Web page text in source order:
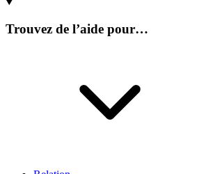
Trouvez de l’aide pour…